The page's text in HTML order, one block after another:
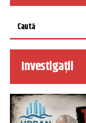
Investigații